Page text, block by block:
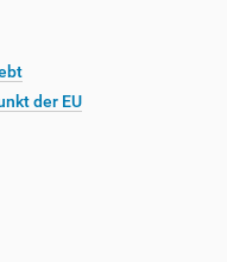
der EU